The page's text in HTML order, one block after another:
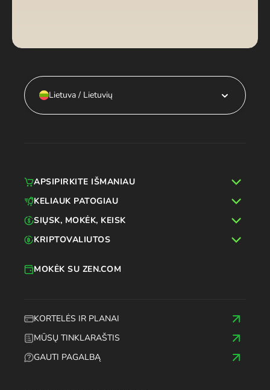
Lietuva / Lietuvių
KORTELĖS IR PLANAI
MŪSŲ TINKLARAŠTIS
GAUTI PAGALBĄ
MOKĖK SU ZEN.COM
APSIPIRKITE IŠMANIAU
KELIAUK PATOGIAU
SIŲSK, MOKĖK, KEISK
KRIPTOVALIUTOS